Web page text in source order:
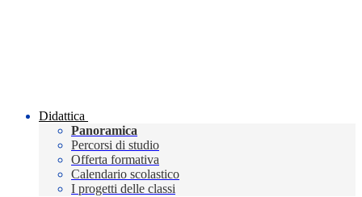
Didattica
Panoramica
Percorsi di studio
Offerta formativa
Calendario scolastico
I progetti delle classi